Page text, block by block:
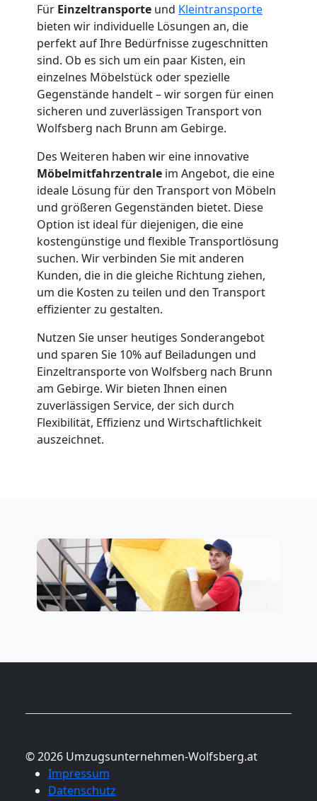
Für Einzeltransporte und Kleintransporte
bieten wir individuelle Lösungen an, die
perfekt auf Ihre Bedürfnisse zugeschnitten
sind. Ob es sich um ein paar Kisten, ein
einzelnes Möbelstück oder spezielle
Gegenstände handelt – wir sorgen für einen
sicheren und zuverlässigen Transport von
Wolfsberg nach Brunn am Gebirge.
Des Weiteren haben wir eine innovative
Möbelmitfahrzentrale im Angebot, die eine
ideale Lösung für den Transport von Möbeln
und größeren Gegenständen bietet. Diese
Option ist ideal für diejenigen, die eine
kostengünstige und flexible Transportlösung
suchen. Wir verbinden Sie mit anderen
Kunden, die in die gleiche Richtung ziehen,
um die Kosten zu teilen und den Transport
effizienter zu gestalten.
Nutzen Sie unser heutiges Sonderangebot
und sparen Sie 10% auf Beiladungen und
Einzeltransporte von Wolfsberg nach Brunn
am Gebirge. Wir bieten Ihnen einen
zuverlässigen Service, der sich durch
Flexibilität, Effizienz und Wirtschaftlichkeit
auszeichnet.
© 2026 Umzugsunternehmen-Wolfsberg.at
Impressum
Datenschutz